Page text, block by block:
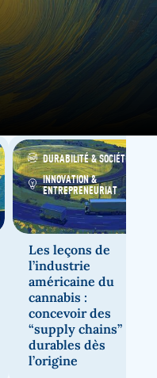
27 février 2026
DURABILITÉ & SOCIÉTÉ
INNOVATION &
ENTREPRENEURIAT
Les leçons de
l’industrie
américaine du
cannabis :
concevoir des
“supply chains”
durables dès
l’origine